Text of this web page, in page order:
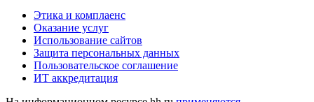
Этика и комплаенс
Оказание услуг
Использование сайтов
Защита персональных данных
Пользовательское соглашение
ИТ аккредитация